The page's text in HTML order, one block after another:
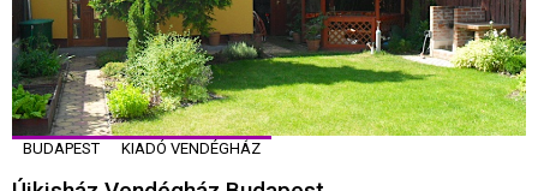
BUDAPEST KIADÓ VENDÉGHÁZ